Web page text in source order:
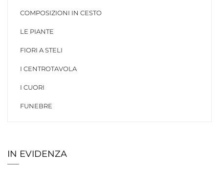
COMPOSIZIONI IN CESTO
LE PIANTE
FIORI A STELI
I CENTROTAVOLA
I CUORI
FUNEBRE
IN EVIDENZA